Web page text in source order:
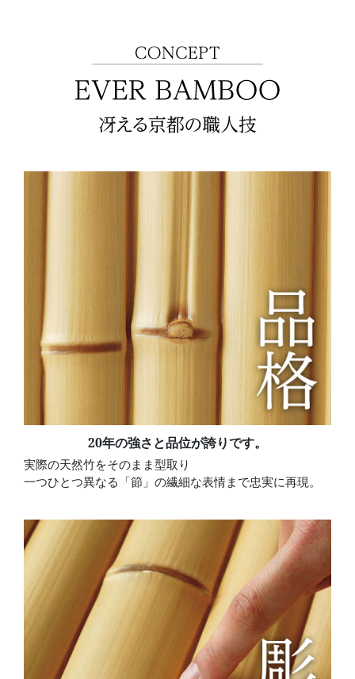
20年の強さと品位が誇りです。
実際の天然竹をそのまま型取り
一つひとつ異なる「節」の繊細な表情まで忠実に再現。